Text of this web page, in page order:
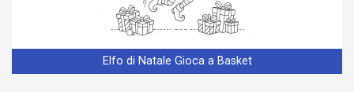
Elfo di Natale Gioca a Basket